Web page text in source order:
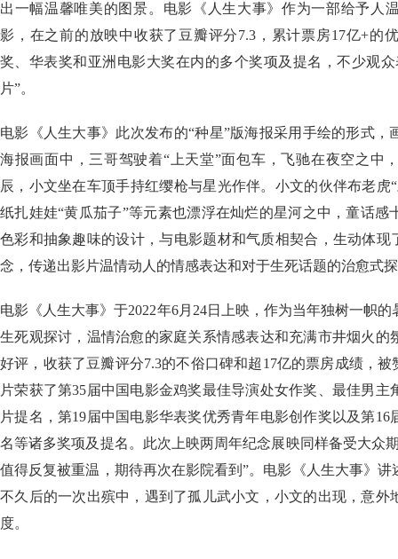
出一幅温馨唯美的图景。电影《人生大事》作为一部给予人
影，在之前的放映中收获了豆瓣评分7.3，累计票房17亿+的
奖、华表奖和亚洲电影大奖在内的多个奖项及提名，不少观
片”。
电影《人生大事》此次发布的“种星”版海报采用手绘的形式，
海报画面中，三哥驾驶着“上天堂”面包车，飞驰在夜空之中
辰，小文坐在车顶手持红缨枪与星光作伴。小文的伙伴布老虎
纸扎娃娃“黄瓜茄子”等元素也漂浮在灿烂的星河之中，童话感
色彩和抽象趣味的设计，与电影题材和气质相契合，生动体现
念，传递出影片温情动人的情感表达和对于生死话题的治愈式
电影《人生大事》于2022年6月24日上映，作为当年独树一帜
生死观探讨，温情治愈的家庭关系情感表达和充满市井烟火的
好评，收获了豆瓣评分7.3的不俗口碑和超17亿的票房成绩，被
片荣获了第35届中国电影金鸡奖最佳导演处女作奖、最佳男主
片提名，第19届中国电影华表奖优秀青年电影创作奖以及第
名等诸多奖项及提名。此次上映两周年纪念展映同样备受大众
值得反复被重温，期待再次在影院看到”。电影《人生大事》
不久后的一次出殡中，遇到了孤儿武小文，小文的出现，意外
度。